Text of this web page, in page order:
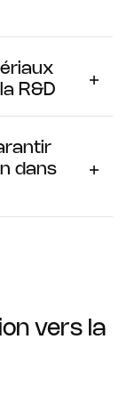
chimiques
ou de
une politique
R&D
de réduire et
ou restriction
comme
dans
vers la